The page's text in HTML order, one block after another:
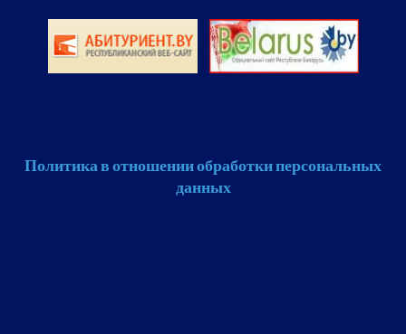
Политика в отношении обработки персональных
данных